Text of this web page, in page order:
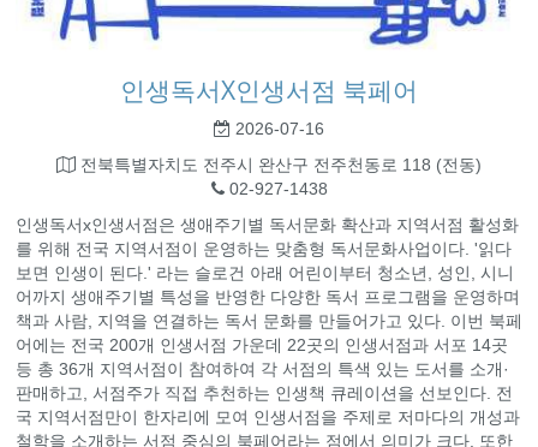
인생독서X인생서점 북페어
2026-07-16
전북특별자치도 전주시 완산구 전주천동로 118 (전동)
02-927-1438
인생독서x인생서점은 생애주기별 독서문화 확산과 지역서점 활성화
를 위해 전국 지역서점이 운영하는 맞춤형 독서문화사업이다. '읽다
보면 인생이 된다.' 라는 슬로건 아래 어린이부터 청소년, 성인, 시니
어까지 생애주기별 특성을 반영한 다양한 독서 프로그램을 운영하며
책과 사람, 지역을 연결하는 독서 문화를 만들어가고 있다. 이번 북페
어에는 전국 200개 인생서점 가운데 22곳의 인생서점과 서포 14곳
등 총 36개 지역서점이 참여하여 각 서점의 특색 있는 도서를 소개·
판매하고, 서점주가 직접 추천하는 인생책 큐레이션을 선보인다. 전
국 지역서점만이 한자리에 모여 인생서점을 주제로 저마다의 개성과
철학을 소개하는 서점 중심의 북페어라는 점에서 의미가 크다. 또한